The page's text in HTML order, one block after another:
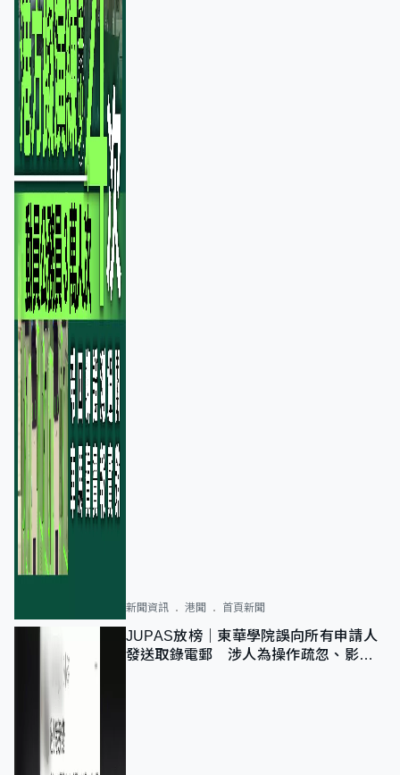
新聞資訊 港聞 首頁新聞
JUPAS放榜｜東華學院誤向所有申請人
發送取錄電郵 涉人為操作疏忽、影響